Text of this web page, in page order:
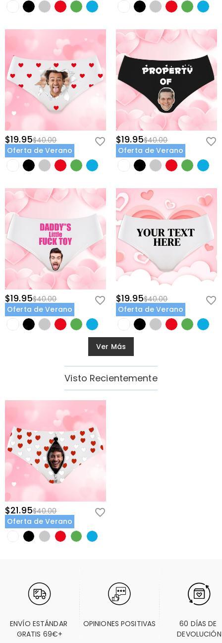
$19.95$40.00
Oferta de Verano
$19.95$40.00
Oferta de Verano
$19.95$40.00
Oferta de Verano
$19.95$40.00
Oferta de Verano
Ver Más
Visto Recientemente
$21.95$40.00
Oferta de Verano
ENVÍO ESTÁNDAR
GRATIS 69€+
OPINIONES POSITIVAS
60 DÍAS DE
DEVOLUCIÓN